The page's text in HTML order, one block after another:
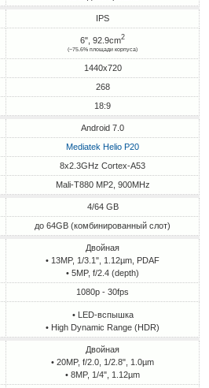
IPS
6", 92.9cm2
(~75.6% площади корпуса)
1440x720
268
18:9
Android 7.0
Mediatek Helio P20
8x2.3GHz Cortex-A53
Mali-T880 MP2, 900MHz
4/64 GB
до 64GB (комбинированный слот)
Двойная
• 13MP, 1/3.1", 1.12µm, PDAF
• 5MP, f/2.4 (depth)
1080p - 30fps
• LED-вспышка
• High Dynamic Range (HDR)
Двойная
• 20MP, f/2.0, 1/2.8", 1.0µm
• 8MP, 1/4", 1.12µm